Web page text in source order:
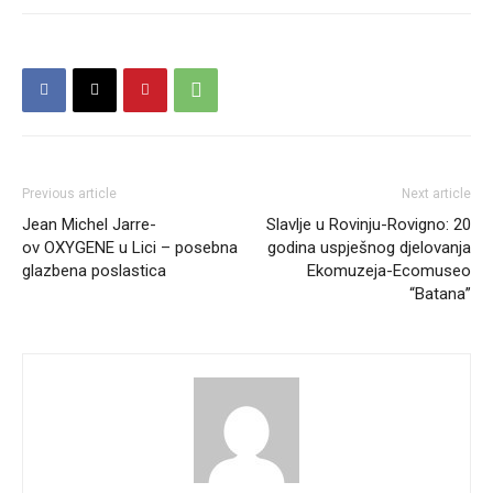
Previous article
Jean Michel Jarre-
ov OXYGENE u Lici – posebna
glazbena poslastica
Next article
Slavlje u Rovinju-Rovigno: 20
godina uspješnog djelovanja
Ekomuzeja-Ecomuseo
“Batana”